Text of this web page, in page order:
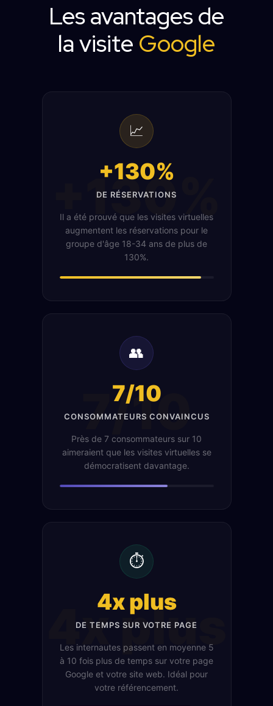
Les avantages de
la visite Google
📈
+130%
+130%
DE RÉSERVATIONS
Il a été prouvé que les visites virtuelles
augmentent les réservations pour le
groupe d'âge 18-34 ans de plus de
130%.
👥
7/10
7/10
CONSOMMATEURS CONVAINCUS
Près de 7 consommateurs sur 10
aimeraient que les visites virtuelles se
démocratisent davantage.
⏱️
4x plus
4x plus
DE TEMPS SUR VOTRE PAGE
Les internautes passent en moyenne 5
à 10 fois plus de temps sur votre page
Google et votre site web. Idéal pour
votre référencement.